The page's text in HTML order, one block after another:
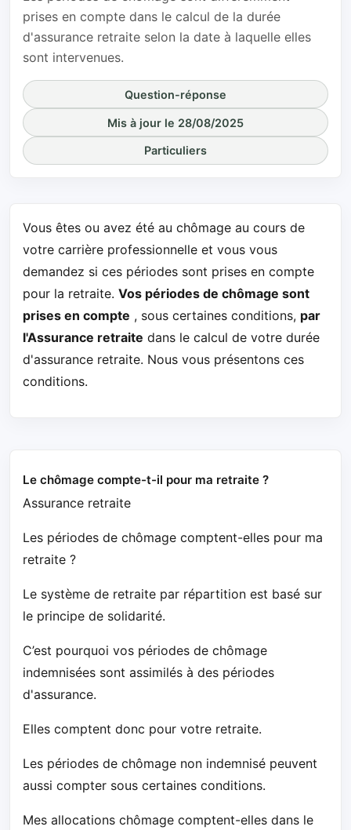
prises en compte dans le calcul de la durée
d'assurance retraite selon la date à laquelle elles
sont intervenues.
Question-réponse
Mis à jour le 28/08/2025
Particuliers
Vous êtes ou avez été au chômage au cours de
votre carrière professionnelle et vous vous
demandez si ces périodes sont prises en compte
pour la retraite. Vos périodes de chômage sont
prises en compte , sous certaines conditions, par
l'Assurance retraite dans le calcul de votre durée
d'assurance retraite. Nous vous présentons ces
conditions.
Le chômage compte-t-il pour ma retraite ?
Assurance retraite
Les périodes de chômage comptent-elles pour ma
retraite ?
Le système de retraite par répartition est basé sur
le principe de solidarité.
C’est pourquoi vos périodes de chômage
indemnisées sont assimilés à des périodes
d'assurance.
Elles comptent donc pour votre retraite.
Les périodes de chômage non indemnisé peuvent
aussi compter sous certaines conditions.
Mes allocations chômage comptent-elles dans le